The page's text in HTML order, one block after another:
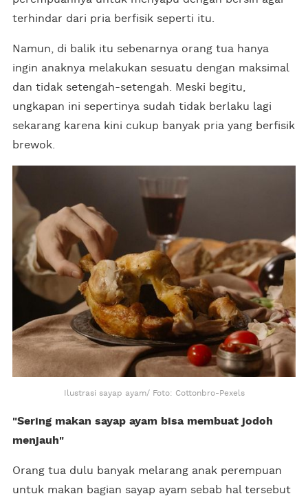
terhindar dari pria berfisik seperti itu.
Namun, di balik itu sebenarnya orang tua hanya
ingin anaknya melakukan sesuatu dengan maksimal
dan tidak setengah-setengah. Meski begitu,
ungkapan ini sepertinya sudah tidak berlaku lagi
sekarang karena kini cukup banyak pria yang berfisik
brewok.
Ilustrasi sayap ayam/ Foto: Cottonbro-Pexels
"Sering makan sayap ayam bisa membuat jodoh
menjauh"
Orang tua dulu banyak melarang anak perempuan
untuk makan bagian sayap ayam sebab hal tersebut